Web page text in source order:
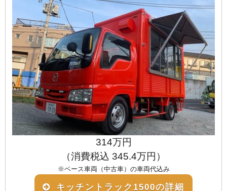
314万円
（消費税込 345.4万円）
※ベース車両（中古車）の車両代込み
キッチントラック1500の詳細